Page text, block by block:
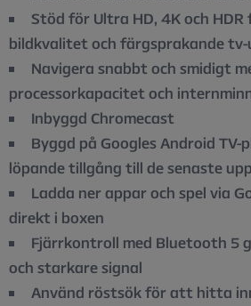
Stöd för Ultra HD, 4K och
bildkvalitet och färgsprakande tv-
Navigera snabbt och smidigt
processorkapacitet och
Inbyggd Chromecast
Byggd på Googles Android
löpande tillgång till de senaste
Ladda ner appar och spel via
direkt i boxen
Fjärrkontroll med Bluetooth 5
och starkare signal
Använd röstsök för att hitta